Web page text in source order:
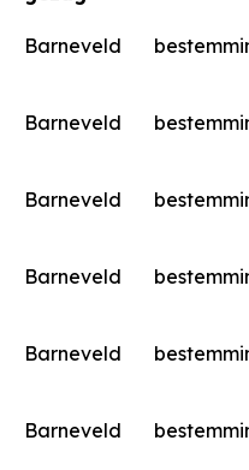
Barneveld
Barneveld
Barneveld
Barneveld
Barneveld
Barneveld